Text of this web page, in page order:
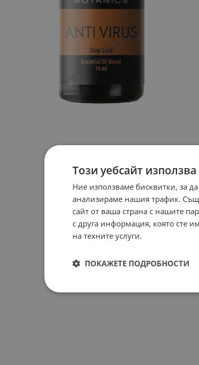
Този уебсайт
Ние използваме бисквитки, за
анализираме нашия трафик.
сайт от ваша страна с нашите
с друга информация, която сте
на техните услуги.
ПОКАЖЕТЕ ПОДРОБНОСТИ